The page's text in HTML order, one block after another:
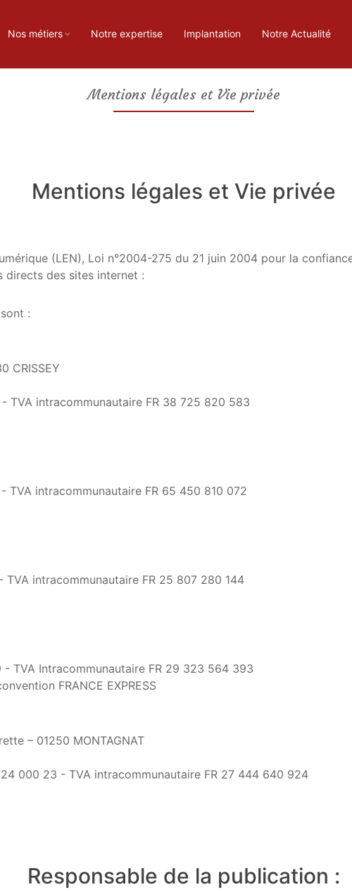
Nos métiers Notre expertise Implantation Notre Actualité
Mentions légales et Vie privée
Mentions légales et Vie privée
(LEN), Loi n°2004-275 du 21 juin 2004 pour la
directs des sites internet :
:
CRISSEY
TVA intracommunautaire FR 38 725 820 583
TVA intracommunautaire FR 65 450 810 072
TVA intracommunautaire FR 25 807 280 144
TVA Intracommunautaire FR 29 323 564 393
FRANCE EXPRESS
– 01250 MONTAGNAT
000 23 - TVA intracommunautaire FR 27 444 640 924
Responsable de la publication :